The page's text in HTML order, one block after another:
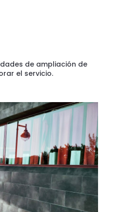
de ampliación de
el servicio.